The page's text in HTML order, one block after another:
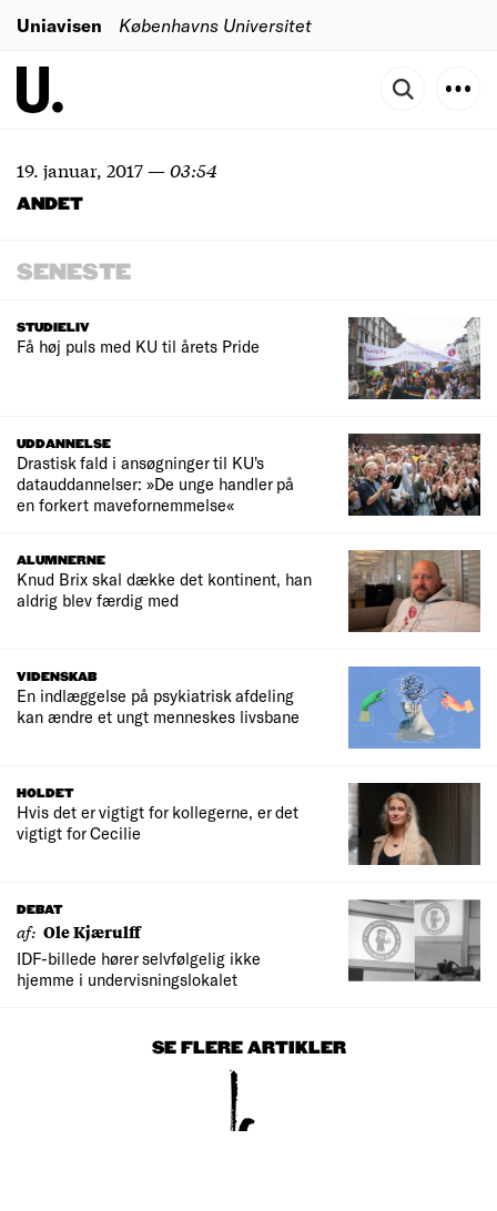
Uniavisen Københavns Universitet
19. januar, 2017—03:54
ANDET
SENESTE
STUDIELIV
Få høj puls med KU til årets Pride
UDDANNELSE
Drastisk fald i ansøgninger til KU's
datauddannelser: »De unge handler på
en forkert mavefornemmelse«
ALUMNERNE
Knud Brix skal dække det kontinent, han
aldrig blev færdig med
VIDENSKAB
En indlæggelse på psykiatrisk afdeling
kan ændre et ungt menneskes livsbane
HOLDET
Hvis det er vigtigt for kollegerne, er det
vigtigt for Cecilie
DEBAT
af: Ole Kjærulff
IDF-billede hører selvfølgelig ikke
hjemme i undervisningslokalet
SE FLERE ARTIKLER